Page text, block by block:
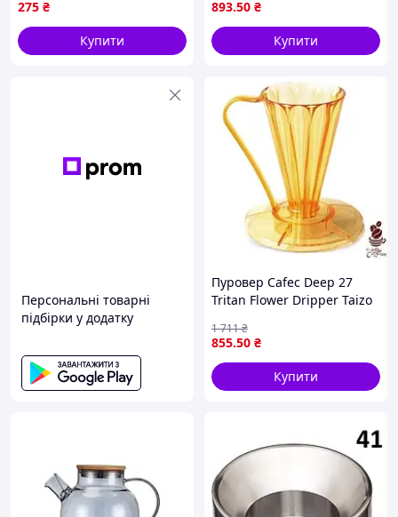
чайник для кави чаю
275 ₴
Купити
893.50 ₴
Купити
Персональні товарні
підбірки у додатку
Пуровер Cafec Deep 27
Tritan Flower Dripper Taizo
домашніх умовах
855.50 ₴
1 711₴
Купити